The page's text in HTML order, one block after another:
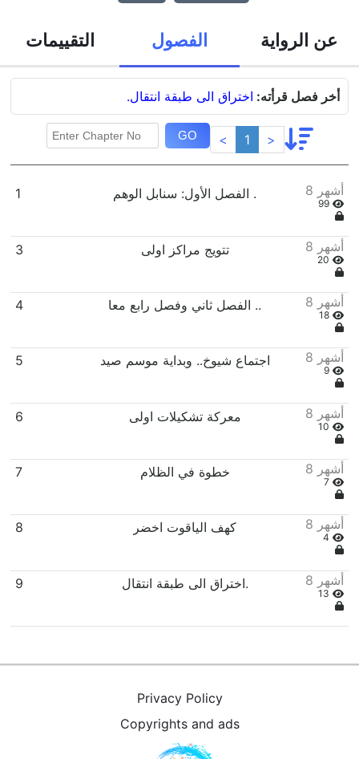
عن الرواية الفصول التقييمات
أخر فصل قرأته: اختراق الى طبقة انتقال.
GO < 1 >
1 الفصل الأول: سنابل الوهم . 8 أشهر
99
3 تتويج مراكز اولى 8 أشهر
20
4 الفصل ثاني وفصل رابع معا .. 8 أشهر
18
5 اجتماع شيوخ.. وبداية موسم صيد 8 أشهر
9
6 معركة تشكيلات اولى 8 أشهر
10
7 خطوة في الظلام 8 أشهر
7
8 كهف الياقوت اخضر 8 أشهر
4
9 اختراق الى طبقة انتقال. 8 أشهر
13
Privacy Policy
Copyrights and ads